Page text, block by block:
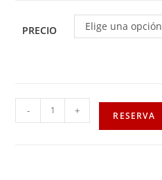
PRECIO Elige una opción
- + RESERVA